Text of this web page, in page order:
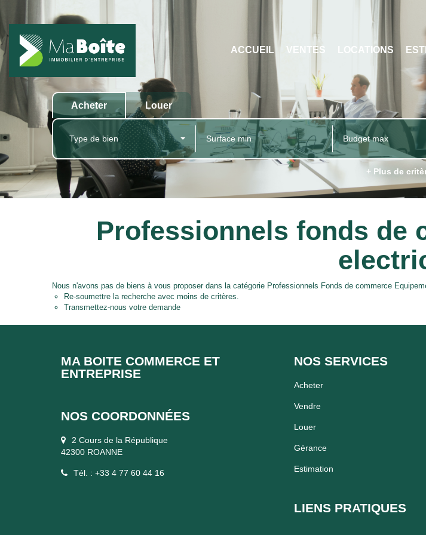
ACCUEIL VENTES LOCATIONS
Acheter Louer
Type de bien
+ Plus de
Professionnels fonds de
Nous n'avons pas de biens à vous proposer dans la catégorie Professionnels Fonds de commerce
Re-soumettre la recherche avec moins de critères.
Transmettez-nous votre demande
MA BOITE COMMERCE ET
ENTREPRISE
NOS COORDONNÉES
2 Cours de la République
42300 ROANNE
Tél. : +33 4 77 60 44 16
NOS SERVICES
Acheter
Vendre
Louer
Gérance
Estimation
LIENS PRATIQUES